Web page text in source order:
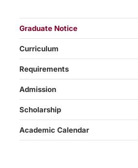
Graduate Notice
Curriculum
Requirements
Admission
Scholarship
Academic Calendar